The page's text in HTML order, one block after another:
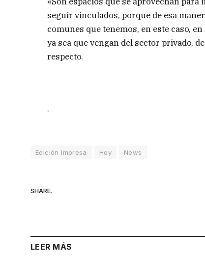
seguir vinculados, porque de esa
comunes que tenemos, en este caso,
ya sea que vengan del sector privado,
respecto.
.
Edición Impresa Hoy News
SHARE.
LEER MÁS